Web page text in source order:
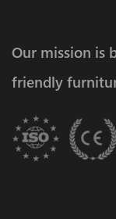
Our mission is
friendly